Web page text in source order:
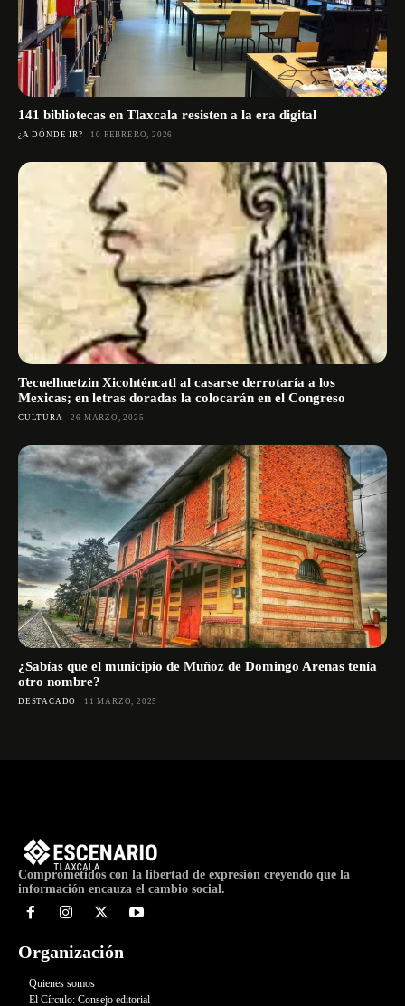
141 bibliotecas en Tlaxcala resisten a la era digital
¿A DÓNDE IR? 10 FEBRERO, 2026
Tecuelhuetzin Xicohténcatl al casarse derrotaría a los
Mexicas; en letras doradas la colocarán en el Congreso
CULTURA 26 MARZO, 2025
¿Sabías que el municipio de Muñoz de Domingo Arenas tenía
otro nombre?
DESTACADO 11 MARZO, 2025
Comprometidos con la libertad de expresión creyendo que la
información encauza el cambio social.
Organización
Quienes somos
El Círculo: Consejo editorial